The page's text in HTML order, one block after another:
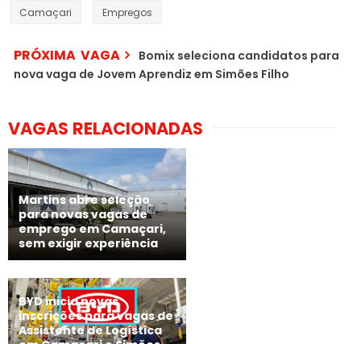
Camaçari Empregos
PRÓXIMA VAGA
Bomix seleciona candidatos para
nova vaga de Jovem Aprendiz em Simões Filho
VAGAS RELACIONADAS
Martins abre seleção
para novas vagas de
emprego em Camaçari,
sem exigir experiência
BYD inicia novas
inscrições para vagas de
Assistente de Logística